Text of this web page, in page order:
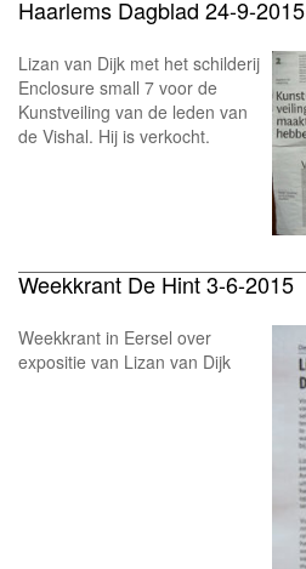
Haarlems Dagblad 24-9-2015
Lizan van Dijk met het schilderij
Enclosure small 7 voor de
Kunstveiling van de leden van
de Vishal. Hij is verkocht.
Weekkrant De Hint 3-6-2015
Weekkrant in Eersel over
expositie van Lizan van Dijk